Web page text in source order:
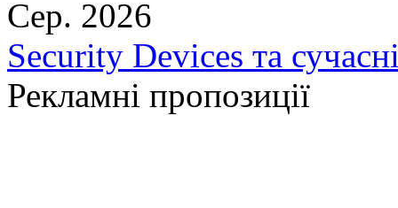
Сер. 2026
Security Devices та
Рекламні пропозиції